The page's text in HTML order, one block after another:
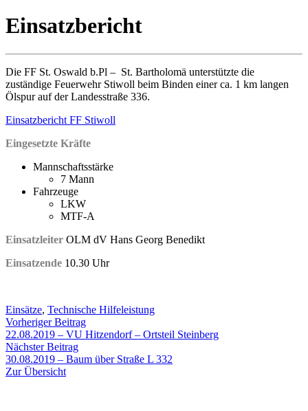
Einsatzbericht
Die FF St. Oswald b.Pl – St. Bartholomä unterstützte die
zuständige Feuerwehr Stiwoll beim Binden einer ca. 1 km langen
Ölspur auf der Landesstraße 336.
Einsatzbericht FF Stiwoll
Eingesetzte Kräfte
Mannschaftsstärke
7 Mann
Fahrzeuge
LKW
MTF-A
Einsatzleiter OLM dV Hans Georg Benedikt
Einsatzende 10.30 Uhr
Einsätze, Technische Hilfeleistung
Beitragsnavigation
Vorheriger BeitragVorheriger
Beitrag:
22.08.2019 – VU Hitzendorf – Ortsteil Steinberg
Nächster BeitragNächster
Beitrag:
30.08.2019 – Baum über Straße L 332
Zur Übersicht